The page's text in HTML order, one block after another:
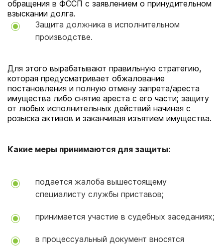
обращения в ФССП с заявлением о принудительном
взыскании долга.
Защита должника в исполнительном
производстве.
Для этого вырабатывают правильную стратегию,
которая предусматривает обжалование
постановления и полную отмену запрета/ареста
имущества либо снятие ареста с его части; защиту
от любых исполнительных действий начиная с
розыска активов и заканчивая изъятием имущества.
Какие меры принимаются для защиты:
подается жалоба вышестоящему
специалисту службы приставов;
принимается участие в судебных заседаниях;
в процессуальный документ вносятся